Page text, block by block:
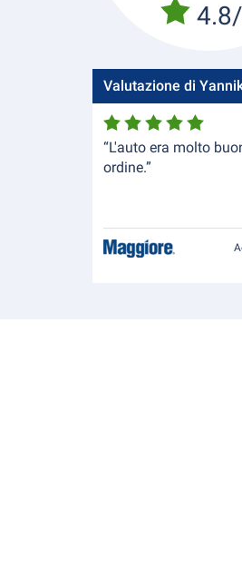
Valutazione di
“L'auto era molto
ordine.”